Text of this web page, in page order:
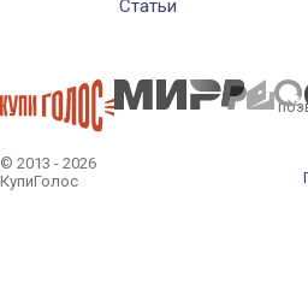
Статьи
© 2013 - 2026
КупиГолос